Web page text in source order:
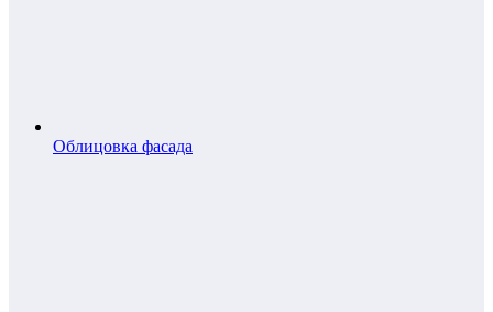
Облицовка фасада